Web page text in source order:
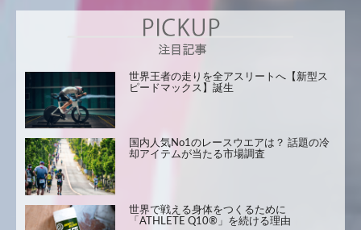
世界王者の走りを全アスリートへ【新型ス
ピードマックス】誕生
国内人気No1のレースウエアは？ 話題の冷
却アイテムが当たる市場調査
世界で戦える身体をつくるために
「ATHLETE Q10®」を続ける理由